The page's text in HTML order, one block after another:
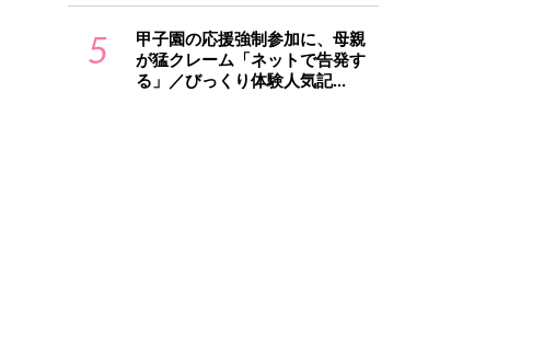
5
甲子園の応援強制参加に、母親
が猛クレーム「ネットで告発す
る」／びっくり体験人気記...